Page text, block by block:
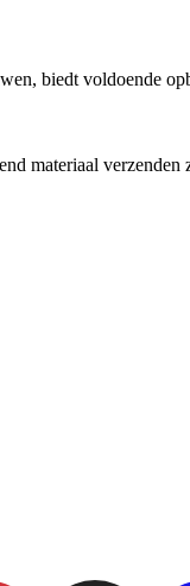
biedt voldoende
materiaal